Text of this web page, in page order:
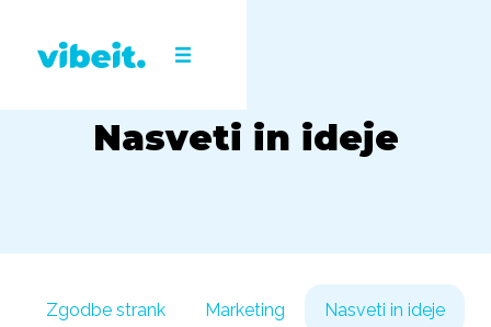
Nasveti in ideje
Zgodbe strank Marketing Nasveti in ideje